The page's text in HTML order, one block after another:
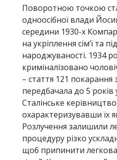
Поворотною точкою
одноосібної влади
середини 1930-х
на укріплення сім’ї та
народжуваності. 1934
криміналізовано
– стаття 121
передбачала до 5 років
Сталінське
охарактеризувавши їх
Розлучення залишили
процедуру різко
щоб припинити